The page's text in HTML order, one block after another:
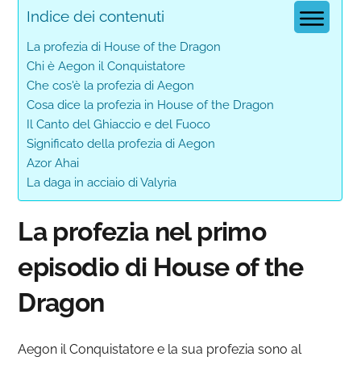
Indice dei contenuti
La profezia di House of the Dragon
Chi è Aegon il Conquistatore
Che cos'è la profezia di Aegon
Cosa dice la profezia in House of the Dragon
Il Canto del Ghiaccio e del Fuoco
Significato della profezia di Aegon
Azor Ahai
La daga in acciaio di Valyria
La profezia nel primo
episodio di House of the
Dragon
Aegon il Conquistatore e la sua profezia sono al